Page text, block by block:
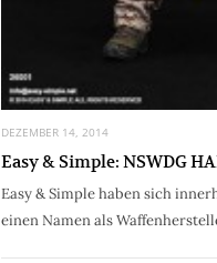
DEZEMBER 14, 2014
Easy & Simple: NSWDG
Easy & Simple haben sich
einen Namen als